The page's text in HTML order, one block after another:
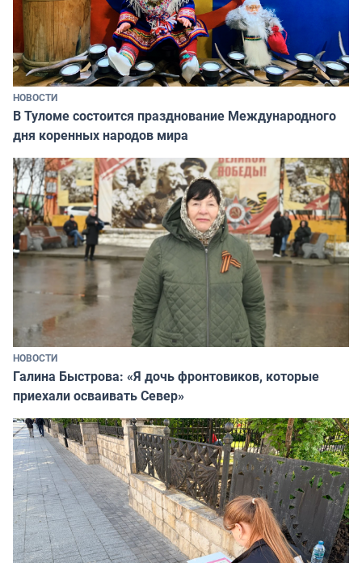
НОВОСТИ
В Туломе состоится празднование Международного
дня коренных народов мира
НОВОСТИ
Галина Быстрова: «Я дочь фронтовиков, которые
приехали осваивать Север»